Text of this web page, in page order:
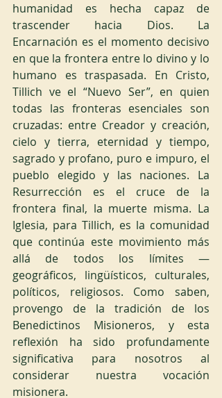
humanidad es hecha capaz de
trascender hacia Dios. La
Encarnación es el momento decisivo
en que la frontera entre lo divino y lo
humano es traspasada. En Cristo,
Tillich ve el “Nuevo Ser”, en quien
todas las fronteras esenciales son
cruzadas: entre Creador y creación,
cielo y tierra, eternidad y tiempo,
sagrado y profano, puro e impuro, el
pueblo elegido y las naciones. La
Resurrección es el cruce de la
frontera final, la muerte misma. La
Iglesia, para Tillich, es la comunidad
que continúa este movimiento más
allá de todos los límites —
geográficos, lingüísticos, culturales,
políticos, religiosos. Como saben,
provengo de la tradición de los
Benedictinos Misioneros, y esta
reflexión ha sido profundamente
significativa para nosotros al
considerar nuestra vocación
misionera.